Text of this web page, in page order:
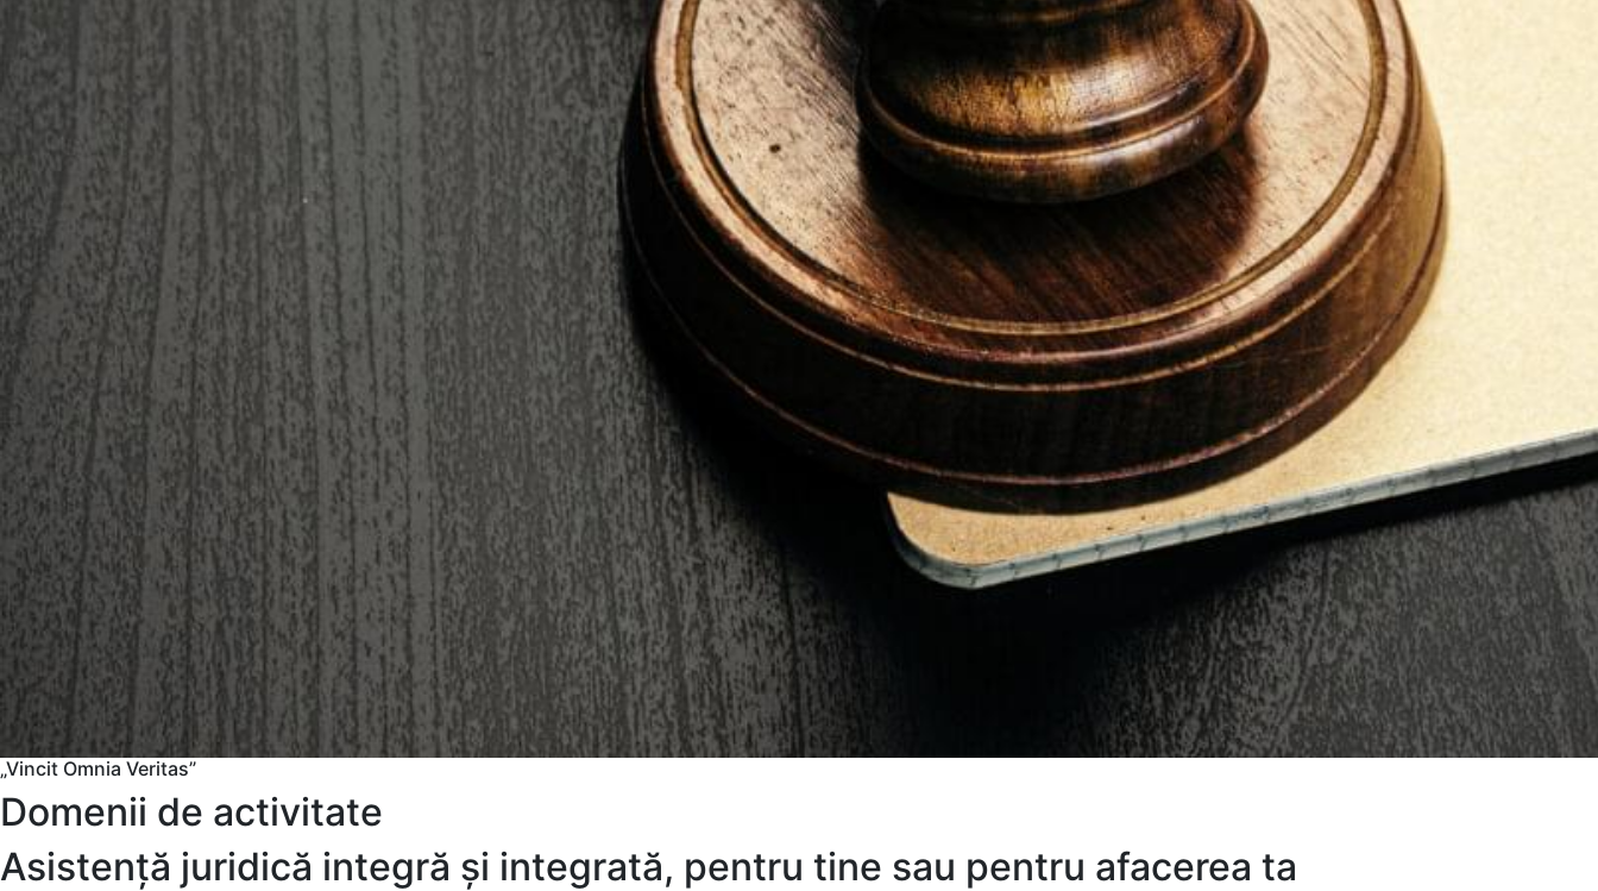
„Vincit Omnia Veritas”
Domenii de activitate
Asistență juridică integră și integrată, pentru tine sau pentru afacerea ta